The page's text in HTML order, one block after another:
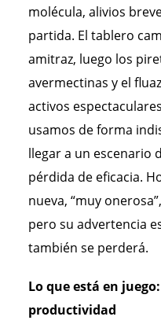
molécula, alivios
partida. El tablero
amitraz, luego los
avermectinas y el
activos
usamos de forma
llegar a un escenario
pérdida de eficacia.
nueva, “muy
pero su advertencia
también se perderá.
Lo que está en
productividad